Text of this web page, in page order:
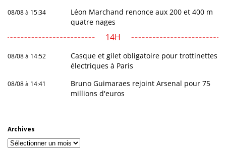
08/08 à 15:34
Léon Marchand renonce aux 200 et 400 m
quatre nages
14H
08/08 à 14:52
Casque et gilet obligatoire pour trottinettes
électriques à Paris
08/08 à 14:41
Bruno Guimaraes rejoint Arsenal pour 75
millions d'euros
Archives
Archives